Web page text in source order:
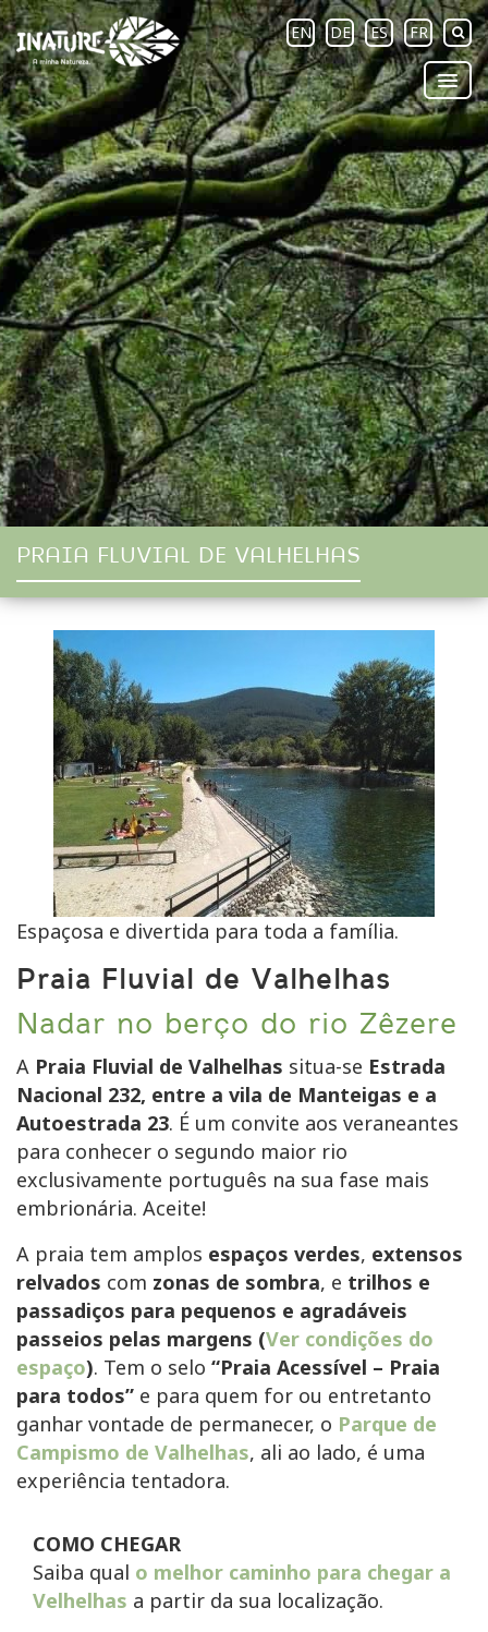
EN DE ES FR
PRAIA FLUVIAL DE VALHELHAS
Espaçosa e divertida para toda a família.
Praia Fluvial de Valhelhas
Nadar no berço do rio Zêzere
A Praia Fluvial de Valhelhas situa-se Estrada
Nacional 232, entre a vila de Manteigas e a
Autoestrada 23. É um convite aos veraneantes
para conhecer o segundo maior rio
exclusivamente português na sua fase mais
embrionária. Aceite!
A praia tem amplos espaços verdes, extensos
relvados com zonas de sombra, e trilhos e
passadiços para pequenos e agradáveis
passeios pelas margens (Ver condições do
espaço). Tem o selo “Praia Acessível – Praia
para todos” e para quem for ou entretanto
ganhar vontade de permanecer, o Parque de
Campismo de Valhelhas, ali ao lado, é uma
experiência tentadora.
COMO CHEGAR
Saiba qual o melhor caminho para chegar a
Velhelhas a partir da sua localização.